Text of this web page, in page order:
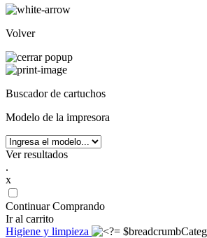
Volver
Buscador de cartuchos
Modelo de la impresora
Ver resultados
.
x
Continuar Comprando
Ir al carrito
Higiene y limpieza